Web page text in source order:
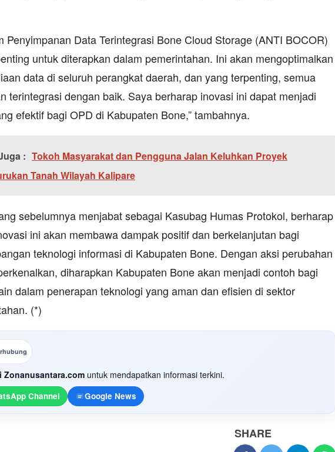
Penyimpanan Data Terintegrasi Bone Cloud Storage (ANTI BOCOR)
untuk diterapkan dalam pemerintahan. Ini akan mengoptimalkan
data di seluruh perangkat daerah, dan yang terpenting, semua
terintegrasi dengan baik. Saya berharap inovasi ini dapat menjadi
efektif bagi OPD di Kabupaten Bone,” tambahnya.
: Tokoh Masyarakat dan Pengguna Jalan Keluhkan Proyek
Tanah Wilayah Kalipare
sebelumnya menjabat sebagai Kasubag Humas Protokol, berharap
ini akan membawa dampak positif dan berkelanjutan bagi
teknologi informasi di Kabupaten Bone. Dengan aksi perubahan
diharapkan Kabupaten Bone akan menjadi contoh bagi
dalam penerapan teknologi yang aman dan efisien di sektor
(*)
Zonanusantara.com untuk mendapatkan informasi terkini.
Channel Google News
SHARE